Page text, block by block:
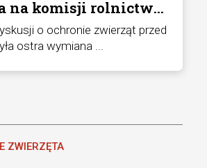
na komisji rolnictwa
o ochronie zwierząt przed
ostra wymiana ...
ZWIERZĘTA